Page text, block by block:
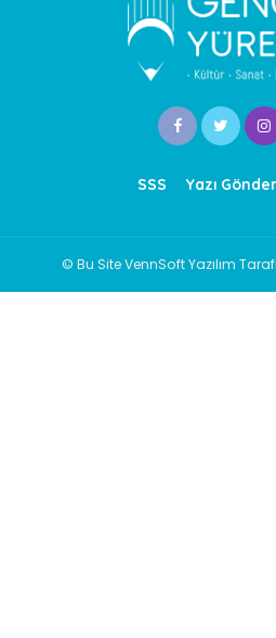
SSS Yazı Gönder
© Bu Site VennSoft Yazılım